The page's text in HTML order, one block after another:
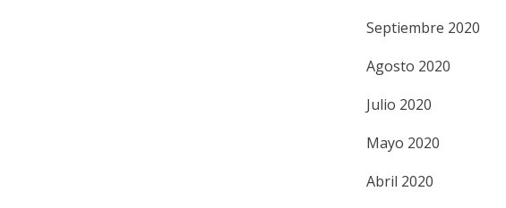
Septiembre 2020
Agosto 2020
Julio 2020
Mayo 2020
Abril 2020